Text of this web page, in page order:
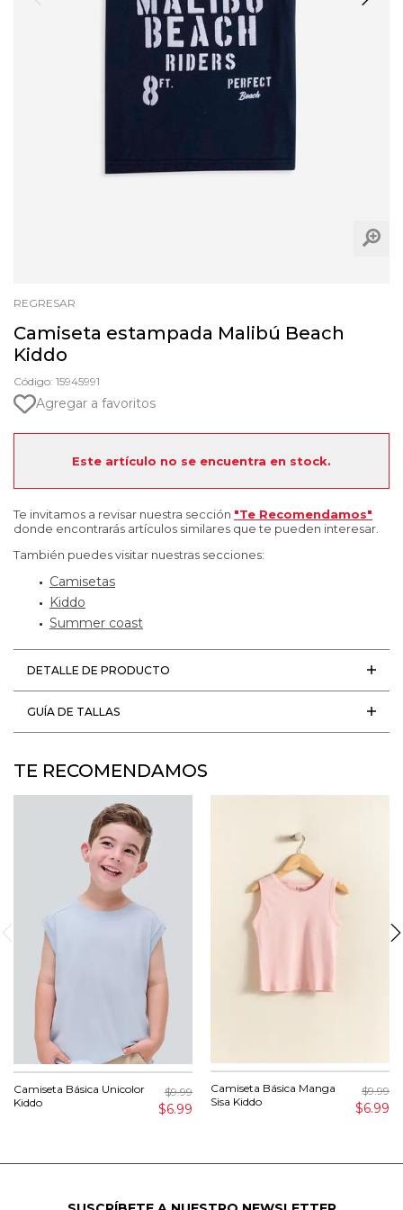
REGRESAR
Camiseta estampada Malibú Beach
Kiddo
Código: 15945991
Agregar a favoritos
Este artículo no se encuentra en stock.
Te invitamos a revisar nuestra sección "Te Recomendamos"
donde encontrarás artículos similares que te pueden interesar.
También puedes visitar nuestras secciones:
Camisetas
Kiddo
Summer coast
DETALLE DE PRODUCTO
GUÍA DE TALLAS
TE RECOMENDAMOS
Camiseta Básica Unicolor
Kiddo
$9.99
$6.99
Camiseta Básica Manga
Sisa Kiddo
$9.99
$6.99